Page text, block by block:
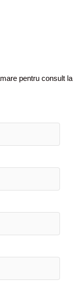
pentru consult